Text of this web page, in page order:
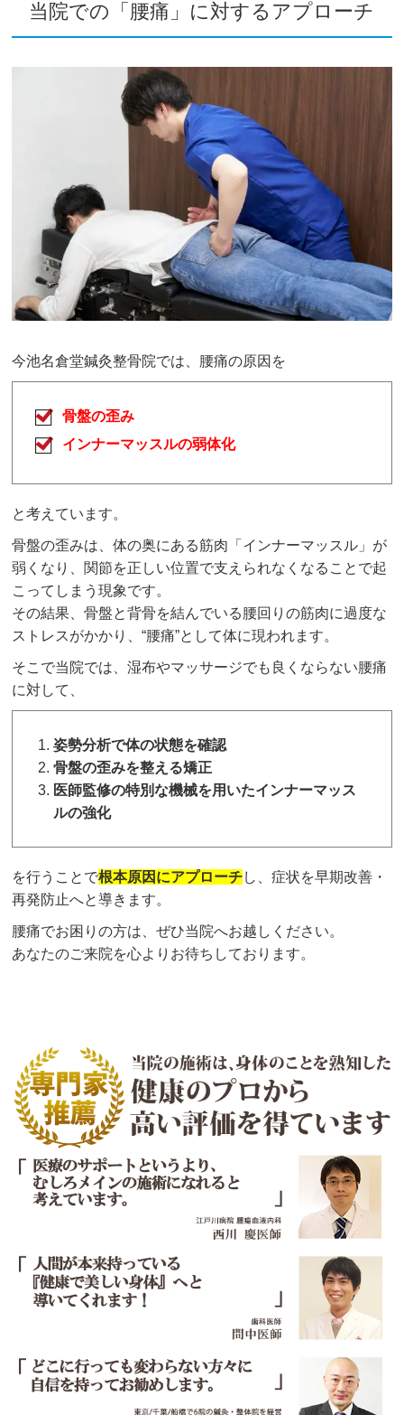
当院での「腰痛」に対するアプローチ
今池名倉堂鍼灸整骨院では、腰痛の原因を
骨盤の歪み
インナーマッスルの弱体化
と考えています。
骨盤の歪みは、体の奥にある筋肉「インナーマッスル」が
弱くなり、関節を正しい位置で支えられなくなることで起
こってしまう現象です。
その結果、骨盤と背骨を結んでいる腰回りの筋肉に過度な
ストレスがかかり、“腰痛”として体に現われます。
そこで当院では、湿布やマッサージでも良くならない腰痛
に対して、
姿勢分析で体の状態を確認
骨盤の歪みを整える矯正
医師監修の特別な機械を用いたインナーマッス
ルの強化
を行うことで根本原因にアプローチし、症状を早期改善・
再発防止へと導きます。
腰痛でお困りの方は、ぜひ当院へお越しください。
あなたのご来院を心よりお待ちしております。